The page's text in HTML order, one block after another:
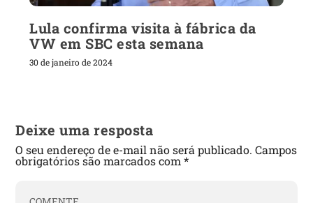
Lula confirma visita à fábrica da
VW em SBC esta semana
30 de janeiro de 2024
Deixe uma resposta
O seu endereço de e-mail não será publicado. Campos
obrigatórios são marcados com*